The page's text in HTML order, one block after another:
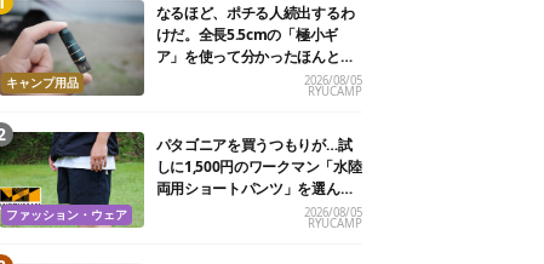
キャンプ用品
なるほど、ポチる人続出するわ
けだ。全長5.5cmの「極小ギ
ア」を使って分かったほんとの
2026/08/05
RYUCAMP
ファッション・ウェア
パタゴニアを買うつもりが…試
しに1,500円のワークマン「水陸
両用ショートパンツ」を選んだ
2026/08/05
RYUCAMP